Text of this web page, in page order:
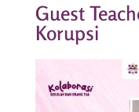
Guest
Korupsi